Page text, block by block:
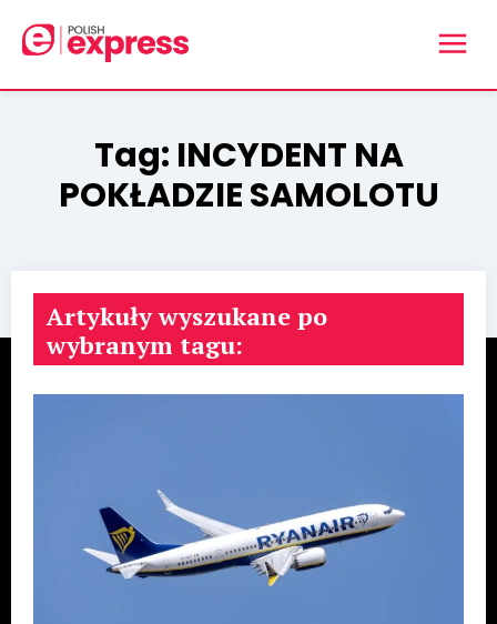
Tag: INCYDENT NA
POKŁADZIE SAMOLOTU
Artykuły wyszukane po
wybranym tagu: